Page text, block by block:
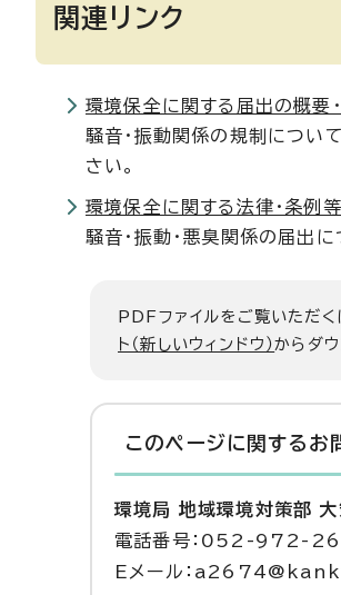
関連リンク
環境保全に関する届出の概要
騒音・振動関係の規制につい
さい。
環境保全に関する法律・条例
騒音・振動・悪臭関係の届出
PDFファイルをご覧いただく
ト（新しいウィンドウ）からダウ
このページに関する お
環境局 地域環境対策部
電話番号：052-972-
Eメール：